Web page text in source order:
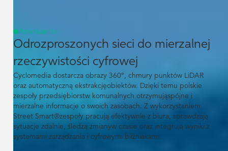
Rozwiązanie
Odrozproszonych sieci do mierzalnej
rzeczywistości cyfrowej
Cyclomedia dostarcza obrazy 360°, chmury punktów LiDAR
oraz automatyczną ekstrakcjęobiektów. Dzięki temu polskie
zespoły przedsiębiorstw komunalnych otrzymująspójne i
mierzalne informacje o swoich zasobach. Z wykorzystaniem
Street Smart®zespoły pracują efektywnie z biura, sprawdzają
sytuacje zdalnie, śledzą zmianyw czasie oraz integrują wyniki z
systemami zarządzania i cyfrowymi bliźniakami.